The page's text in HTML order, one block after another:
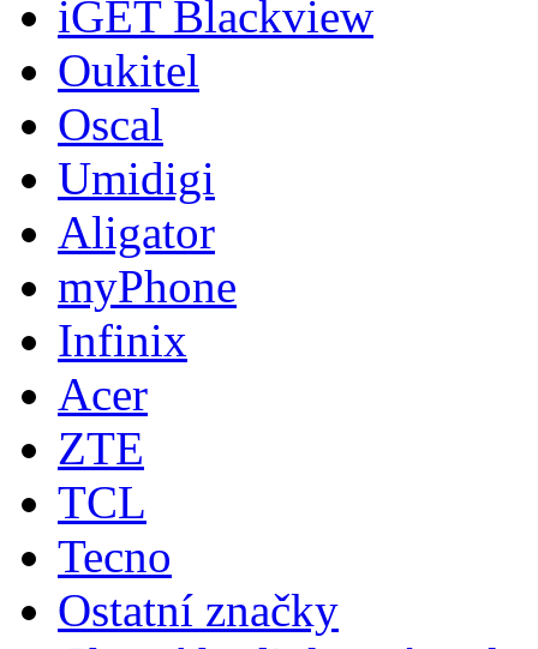
iGET Blackview
Oukitel
Oscal
Umidigi
Aligator
myPhone
Infinix
Acer
ZTE
TCL
Tecno
Ostatní značky